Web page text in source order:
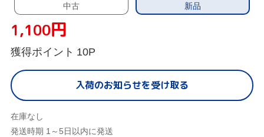
中古 新品
1,100円
獲得ポイント 10P
入荷のお知らせを受け取る
在庫なし
発送時期 1～5日以内に発送